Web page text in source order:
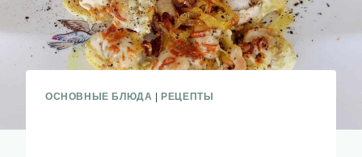
ОСНОВНЫЕ БЛЮДА РЕЦЕПТЫ